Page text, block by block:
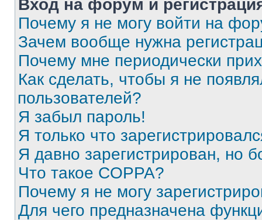
Вход на форум и
Почему я не могу войти на
Зачем вообще нужна
Почему мне периодически
Как сделать, чтобы я не
пользователей?
Я забыл пароль!
Я только что
Я давно зарегистрирован, но
Что такое COPPA?
Почему я не могу
Для чего предназначена